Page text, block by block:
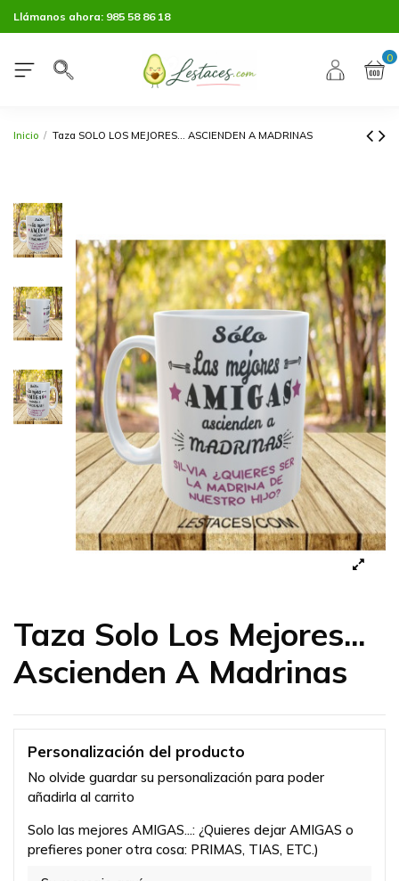
Llámanos ahora: 985 58 86 18
0
Inicio Taza SOLO LOS MEJORES... ASCIENDEN A MADRINAS
Taza Solo Los Mejores...
Ascienden A Madrinas
Personalización del producto
No olvide guardar su personalización para poder
añadirla al carrito
Solo las mejores AMIGAS...: ¿Quieres dejar AMIGAS o
prefieres poner otra cosa: PRIMAS, TIAS, ETC.)